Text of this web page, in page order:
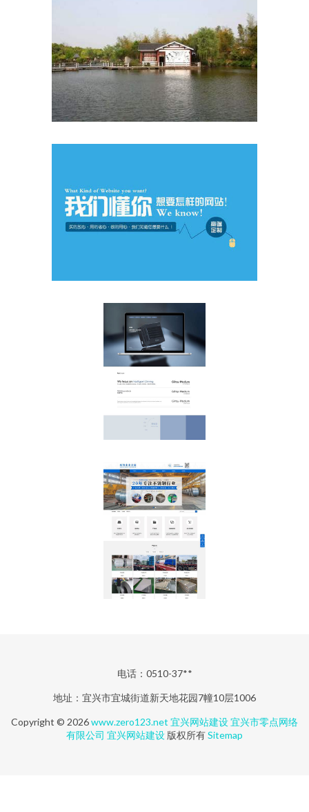
电话：0510-37**
地址：宜兴市宜城街道新天地花园7幢10层1006
Copyright © 2026www.zero123.net 宜兴网站建设宜兴市零点网络
有限公司 宜兴网站建设 版权所有Sitemap